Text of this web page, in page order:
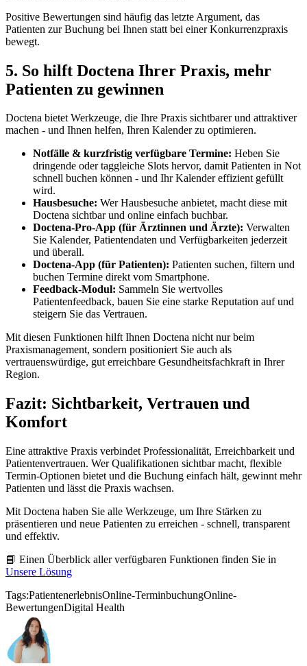
Positive Bewertungen sind häufig das letzte Argument, das
Patienten zur Buchung bei Ihnen statt bei einer Konkurrenzpraxis
bewegt.
5. So hilft Doctena Ihrer Praxis, mehr
Patienten zu gewinnen
Doctena bietet Werkzeuge, die Ihre Praxis sichtbarer und attraktiver
machen - und Ihnen helfen, Ihren Kalender zu optimieren.
Notfälle & kurzfristig verfügbare Termine: Heben Sie
dringende oder taggleiche Slots hervor, damit Patienten in Not
schnell buchen können - und Ihr Kalender effizient gefüllt
wird.
Hausbesuche: Wer Hausbesuche anbietet, macht diese mit
Doctena sichtbar und online einfach buchbar.
Doctena-Pro-App (für Ärztinnen und Ärzte): Verwalten
Sie Kalender, Patientendaten und Verfügbarkeiten jederzeit
und überall.
Doctena-App (für Patienten): Patienten suchen, filtern und
buchen Termine direkt vom Smartphone.
Feedback-Modul: Sammeln Sie wertvolles
Patientenfeedback, bauen Sie eine starke Reputation auf und
steigern Sie das Vertrauen.
Mit diesen Funktionen hilft Ihnen Doctena nicht nur beim
Praxismanagement, sondern positioniert Sie auch als
vertrauenswürdige, gut erreichbare Gesundheitsfachkraft in Ihrer
Region.
Fazit: Sichtbarkeit, Vertrauen und
Komfort
Eine attraktive Praxis verbindet Professionalität, Erreichbarkeit und
Patientenvertrauen. Wer Qualifikationen sichtbar macht, flexible
Termin-Optionen bietet und die Buchung einfach hält, gewinnt mehr
Patienten und lässt die Praxis wachsen.
Mit Doctena haben Sie alle Werkzeuge, um Ihre Stärken zu
präsentieren und neue Patienten zu erreichen - schnell, transparent
und effektiv.
📘 Einen Überblick aller verfügbaren Funktionen finden Sie in
Unsere Lösung
Tags:PatientenerlebnisOnline-TerminbuchungOnline-
BewertungenDigital Health